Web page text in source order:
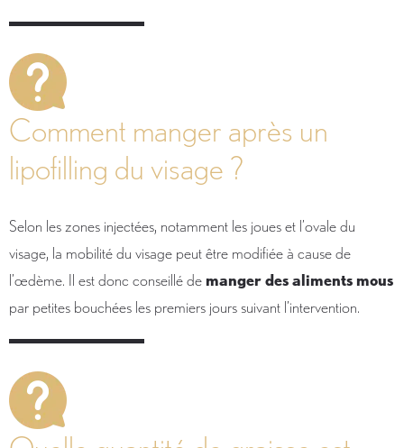
Comment manger après un
lipofilling du visage ?
Selon les zones injectées, notamment les joues et l’ovale du
visage, la mobilité du visage peut être modifiée à cause de
l’œdème. Il est donc conseillé demanger des aliments mous
par petites bouchées les premiers jours suivant l’intervention.